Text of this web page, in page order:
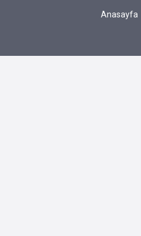
Anasayfa